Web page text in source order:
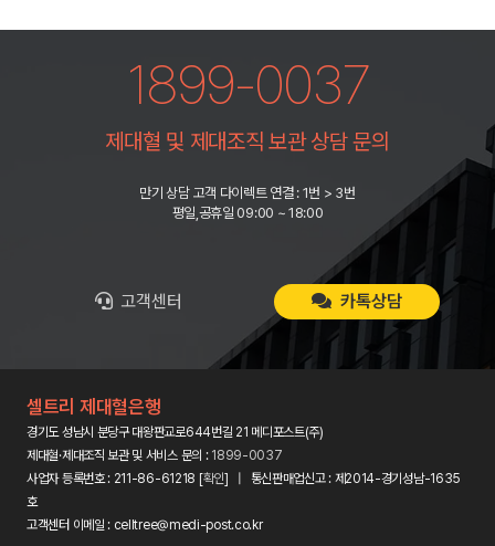
1899-0037
제대혈 및 제대조직 보관 상담 문의
만기 상담 고객 다이렉트 연결 : 1번 > 3번
평일,공휴일 09:00 ~ 18:00
고객센터 카톡상담
셀트리 제대혈은행
경기도 성남시 분당구 대왕판교로644번길 21 메디포스트(주)
제대혈·제대조직 보관 및 서비스 문의 : 1899-0037
사업자 등록번호 : 211-86-61218 [확인] | 통신판매업신고 : 제2014-경기성남-1635
호
고객센터 이메일 : celltree@medi-post.co.kr